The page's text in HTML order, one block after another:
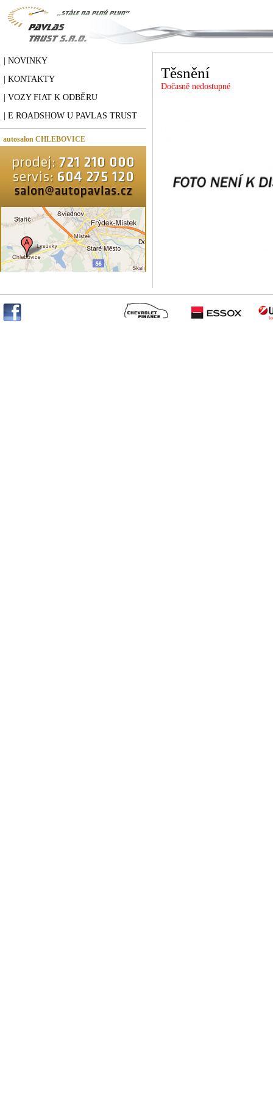
| NOVINKY
| KONTAKTY
| VOZY FIAT K ODBĚRU
| E ROADSHOW U PAVLAS TRUST
autosalon CHLEBOVICE
Těsnění
Dočasně nedostupné